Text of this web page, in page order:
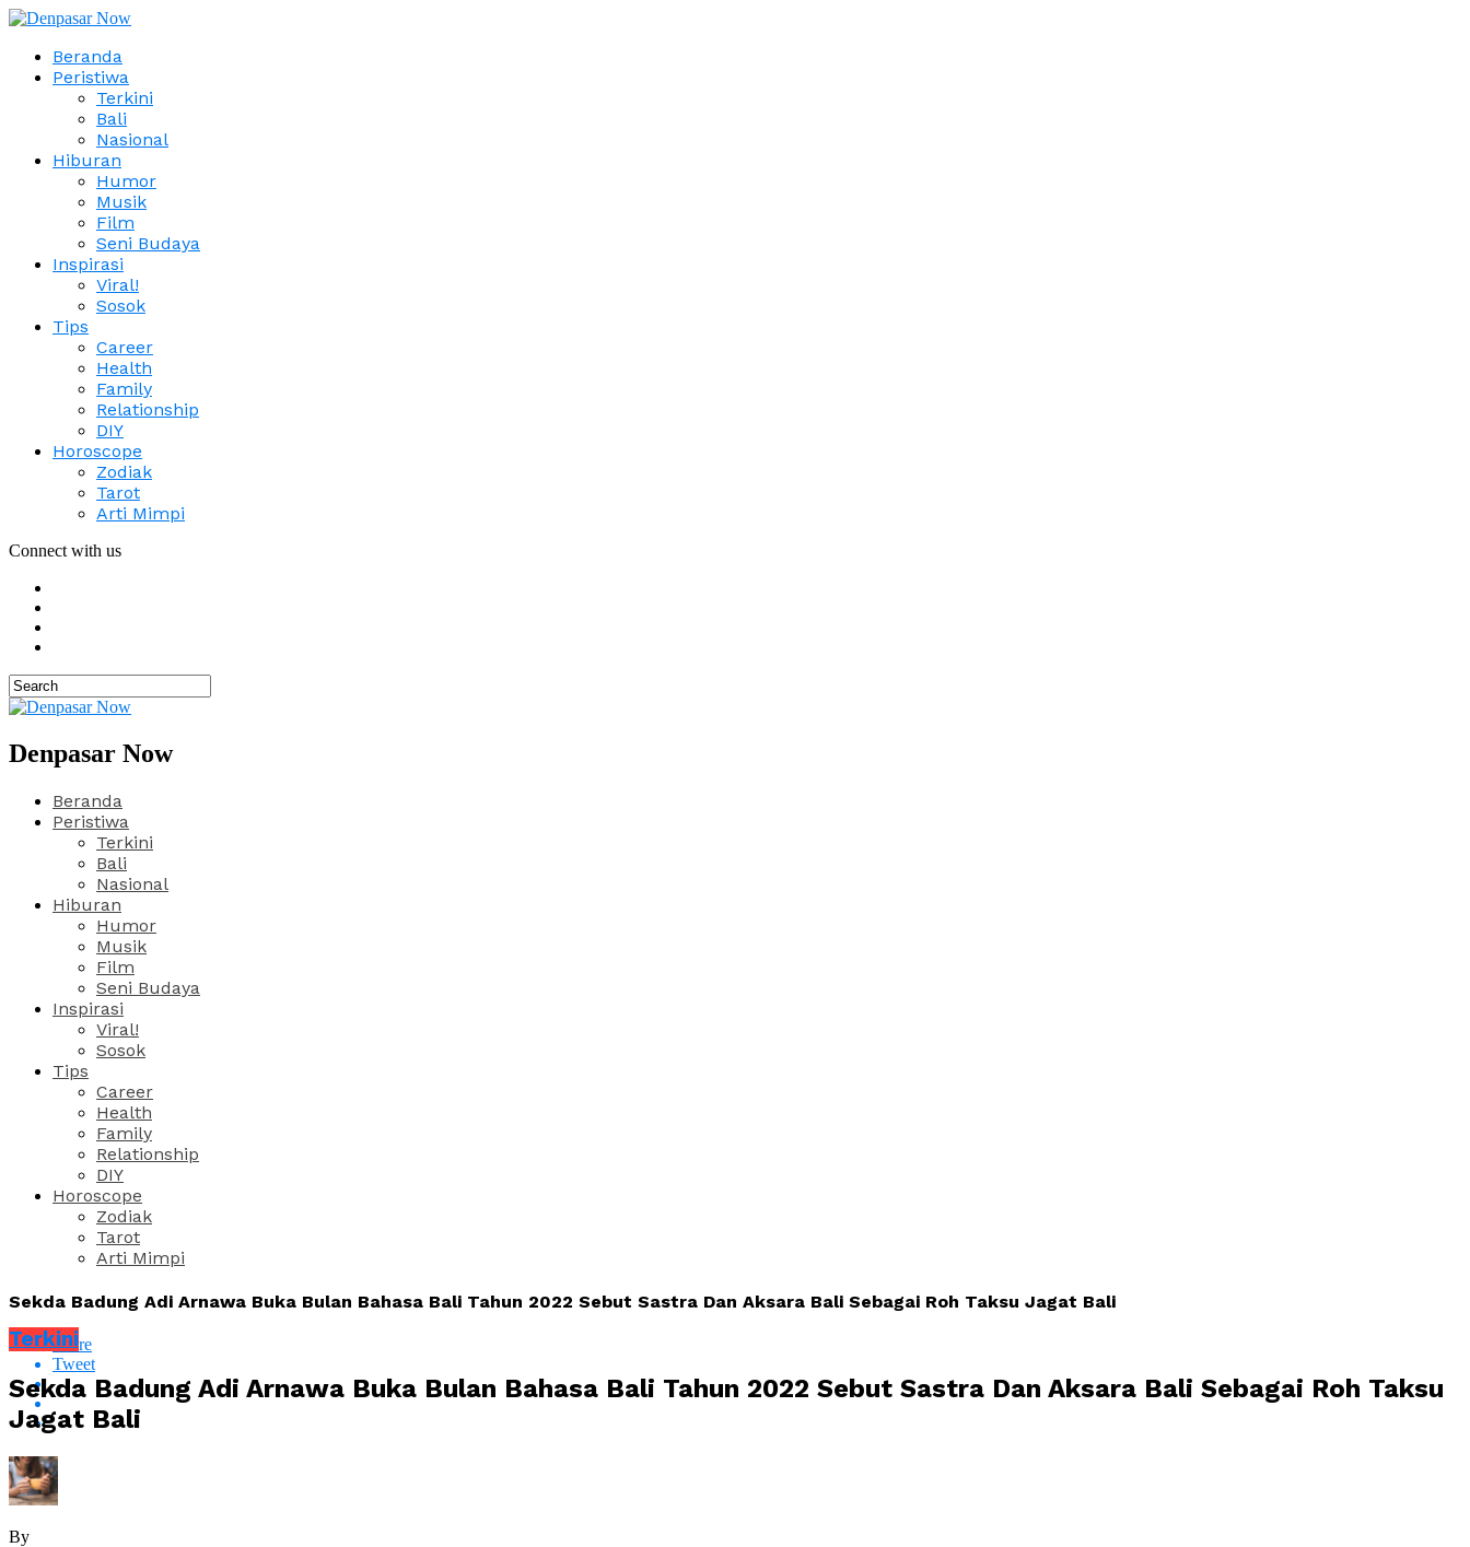
Beranda
Peristiwa
Terkini
Bali
Nasional
Hiburan
Humor
Musik
Film
Seni Budaya
Inspirasi
Viral!
Sosok
Tips
Career
Health
Family
Relationship
DIY
Horoscope
Zodiak
Tarot
Arti Mimpi
Connect with us
Denpasar Now
Beranda
Peristiwa
Terkini
Bali
Nasional
Hiburan
Humor
Musik
Film
Seni Budaya
Inspirasi
Viral!
Sosok
Tips
Career
Health
Family
Relationship
DIY
Horoscope
Zodiak
Tarot
Arti Mimpi
Sekda Badung Adi Arnawa Buka Bulan Bahasa Bali Tahun 2022 Sebut Sastra Dan Aksara Bali Sebagai Roh Taksu Jagat Bali
Share
Tweet
Terkini
Sekda Badung Adi Arnawa Buka Bulan Bahasa Bali Tahun 2022 Sebut Sastra Dan Aksara Bali Sebagai Roh Taksu
Jagat Bali
By